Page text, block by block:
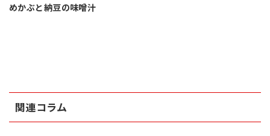
めかぶと納豆の味噌汁
関連コラム